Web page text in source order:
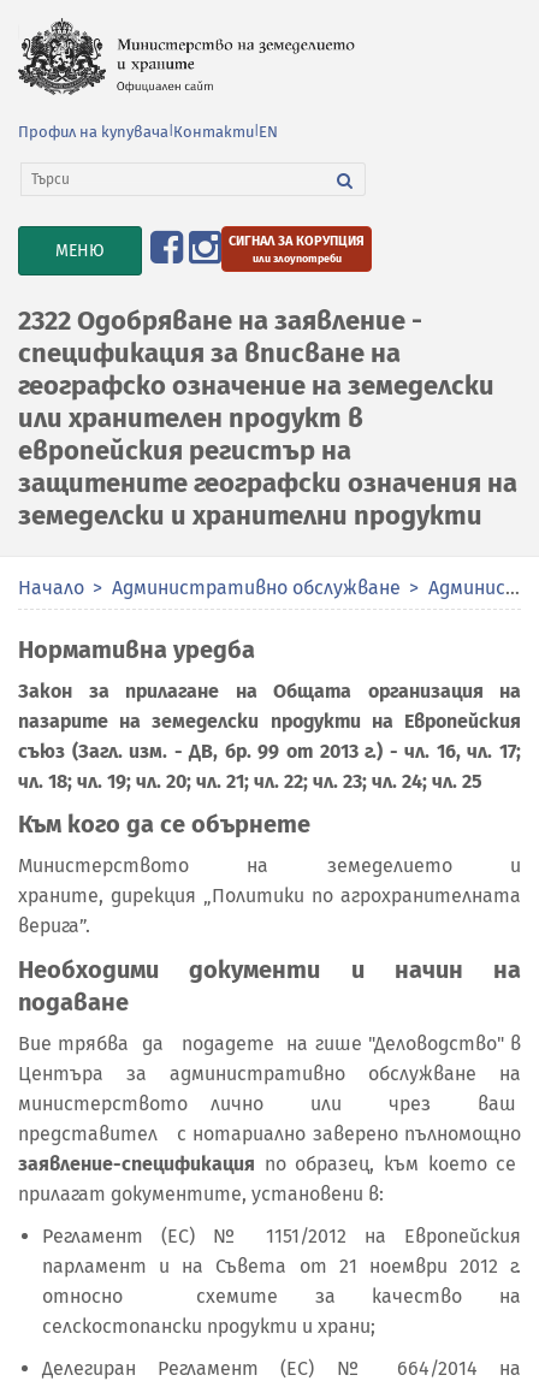
Профил на купувача Контакти EN
TOGGLE
NAVIGATION
МЕНЮ СИГНАЛ ЗА КОРУПЦИЯ
или злоупотреби
2322 Одобряване на заявление -
спецификация за вписване на
географско означение на земеделски
или хранителен продукт в
европейския регистър на
защитените географски означения на
земеделски и хранителни продукти
Начало Административно обслужване Административни услуги
Нормативна уредба
Закон за прилагане на Общата организация на
пазарите на земеделски продукти на Европейския
съюз (Загл. изм. - ДВ, бр. 99 от 2013 г.) - чл. 16, чл. 17;
чл. 18; чл. 19; чл. 20; чл. 21; чл. 22; чл. 23; чл. 24; чл. 25
Към кого да се обърнете
Министерството на земеделието и
храните, дирекция „Политики по агрохранителната
верига”.
Необходими документи и начин на
подаване
Вие трябва да подадете на гише "Деловодство" в
Центъра за административно обслужване на
министерството лично или чрез ваш
представител с нотариално заверено пълномощно
заявление-спецификация по образец, към което се
прилагат документите, установени в:
Регламент (ЕС) № 1151/2012 на Европейския
парламент и на Съвета от 21 ноември 2012 г.
относно схемите за качество на
селскостопански продукти и храни;
Делегиран Регламент (ЕС) № 664/2014 на